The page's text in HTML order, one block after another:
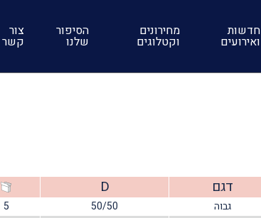
חדשות
ואירועים
מחירונים
וקטלוגים
הסיפור
שלנו
צור
קשר
דגם D
גבוה 50/50
5